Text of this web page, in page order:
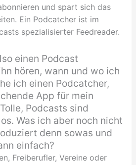
und spart sich das
Ein Podcatcher ist im
spezialisierter Feedreader.
einen Podcast
hören, wann und wo ich
ich einen Podcatcher,
App für mein
Podcasts sind
Was ich aber noch nicht
denn sowas und
einfach?
Freiberufler, Vereine oder